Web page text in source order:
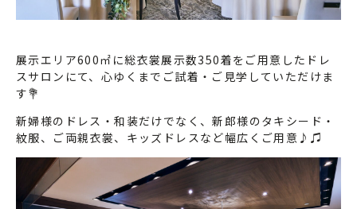
展示エリア600㎡に総衣裳展示数350着をご用意したドレ
スサロンにて、心ゆくまでご試着・ご見学していただけま
す💐
新婦様のドレス・和装だけでなく、新郎様のタキシード・
紋服、ご両親衣裳、キッズドレスなど幅広くご用意♪♫